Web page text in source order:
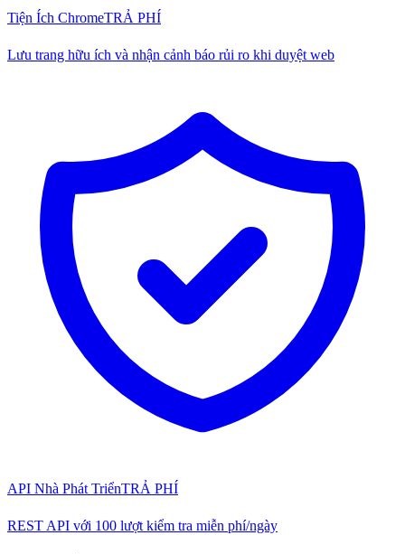
Tiện Ích ChromeTRẢ PHÍ
Lưu trang hữu ích và nhận cảnh báo rủi ro khi duyệt web
API Nhà Phát TriểnTRẢ PHÍ
REST API với 100 lượt kiểm tra miễn phí/ngày